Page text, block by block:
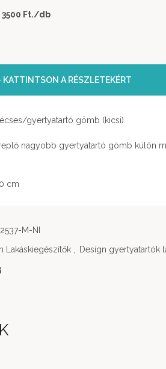
Ft./db
KATTINTSON A RÉSZLETEKÉRT
gyertyatartó gömb (kicsi).
nagyobb gyertyatartó gömb külön
cm
M-NI
Lakáskiegészítők Design gyertyatartók